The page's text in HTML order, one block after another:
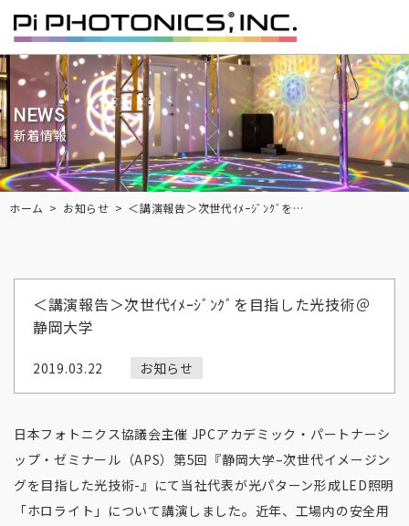
NEWS
新着情報
Breadcrumbs
ホーム お知らせ ＜講演報告＞次世代ｲﾒｰｼﾞﾝｸﾞを目指した光技術＠静岡大学
＜講演報告＞次世代ｲﾒｰｼﾞﾝｸﾞを目指した光技術＠
静岡大学
2019.03.22 お知らせ
日本フォトニクス協議会主催 JPCアカデミック・パートナーシ
ップ・ゼミナール（APS）第5回『静岡大学–次世代イメージン
グを目指した光技術-』にて当社代表が光パターン形成LED照明
「ホロライト」について講演しました。近年、工場内の安全用